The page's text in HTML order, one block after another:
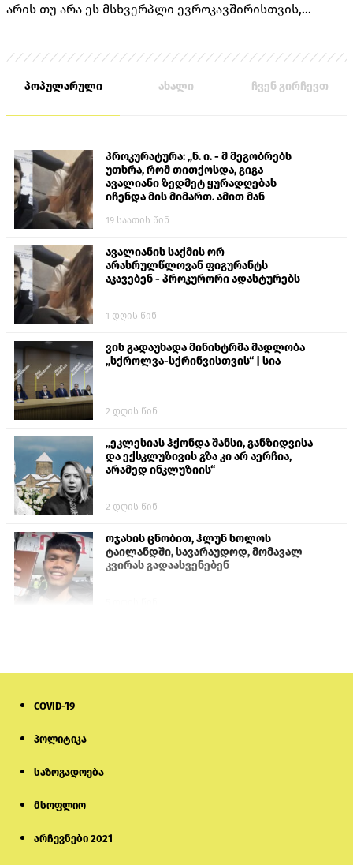
არის თუ არა ეს მსხვერპლი ევროკავშირისთვის,
პოპულარული ახალი ჩვენ გირჩევთ
პროკურატურა: „ნ. ი. - მ მეგობრებს
უთხრა, რომ თითქოსდა, გიგა
ავალიანი ზედმეტ ყურადღებას
იჩენდა მის მიმართ. ამით მან
თავს დასხმოდა გიგა ავალიანს“
19 საათის წინ
ავალიანის საქმის ორ
არასრულწლოვან ფიგურანტს
აკავებენ - პროკურორი ადასტურებს
1 დღის წინ
ვის გადაუხადა მინისტრმა მადლობა
„სქროლვა-სქრინვისთვის“ | სია
2 დღის წინ
„ეკლესიას ჰქონდა შანსი, განზიდვისა
და ექსკლუზივის გზა კი არ აერჩია,
არამედ ინკლუზიის“
2 დღის წინ
ოჯახის ცნობით, ჰლუნ სოლოს
ტაილანდში, სავარაუდოდ, მომავალ
კვირას გადაასვენებენ
კერძო უნივერსიტეტში თუ გადადის,
COVID-19
პოლიტიკა
საზოგადოება
მსოფლიო
არჩევნები 2021